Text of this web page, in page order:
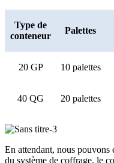
Type de
conteneur
Palettes
20 GP 10 palettes
40 QG 20 palettes
En attendant, nous pouvons
du système de coffrage, le